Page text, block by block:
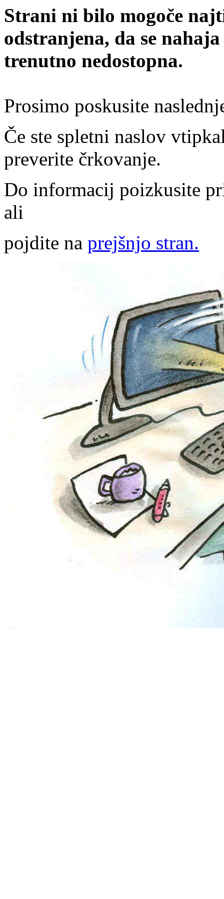
Strani ni bilo mogoče
odstranjena, da se
trenutno nedostopna.
Prosimo poskusite
Če ste spletni naslov
preverite črkovanje.
Do informacij poizkusite
ali
pojdite na prejšnjo stran.